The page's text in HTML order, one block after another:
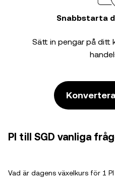
Snabbstarta
Sätt in pengar på ditt
PI till SGD vanliga
Vad är dagens växelkurs för 1